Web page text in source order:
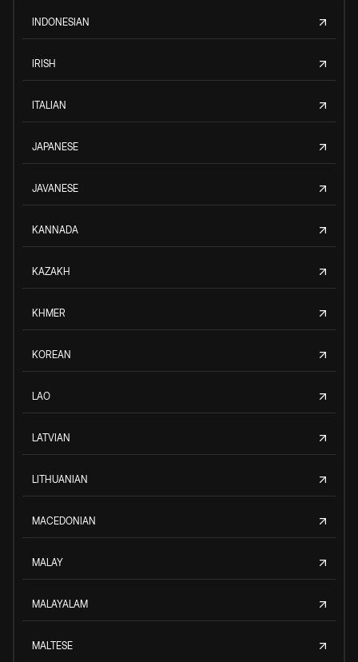
INDONESIAN
IRISH
ITALIAN
JAPANESE
JAVANESE
KANNADA
KAZAKH
KHMER
KOREAN
LAO
LATVIAN
LITHUANIAN
MACEDONIAN
MALAY
MALAYALAM
MALTESE